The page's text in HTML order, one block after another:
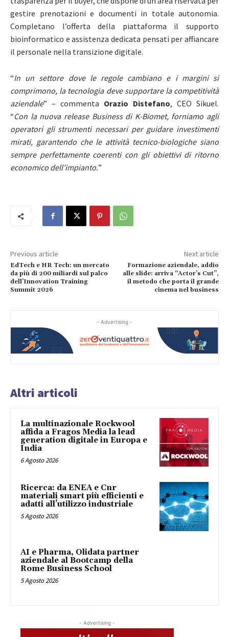
gestire prenotazioni e documenti in totale autonomia.
Completano l’offerta della piattaforma il supporto
bioinformatico e assistenza dedicata pensati per affiancare
il personale nella transizione digitale.
“In un settore dove le regole cambiano e i margini si
comprimono, la tecnologia deve supportare la competitività
aziendale” – commenta Orazio Distefano, CEO Sikuel.
“Con la nuova release Business di K-Biomet, forniamo agli
operatori gli strumenti necessari per guidare investimenti
mirati, garantendo che le attività tecnico-biologiche siano
sempre perfettamente coerenti con gli obiettivi di ritorno
economico dell’impianto.”
Previous article
EdTech e HR Tech: un mercato
da più di 200 miliardi sul palco
dell’Innovation Training
Summit 2026
Next article
Formazione aziendale, addio
alle slide: arriva “Actor’s Cut”,
il metodo che porta il grande
cinema nel business
- Advertising -
Altri articoli
La multinazionale Rockwool
affida a Fragos Media la lead
generation digitale in Europa e
India
6 Agosto 2026
Ricerca: da ENEA e Cnr
materiali smart più efficienti e
adatti all’utilizzo industriale
5 Agosto 2026
AI e Pharma, Olidata partner
aziendale al Bootcamp della
Rome Business School
5 Agosto 2026
- Advertising -